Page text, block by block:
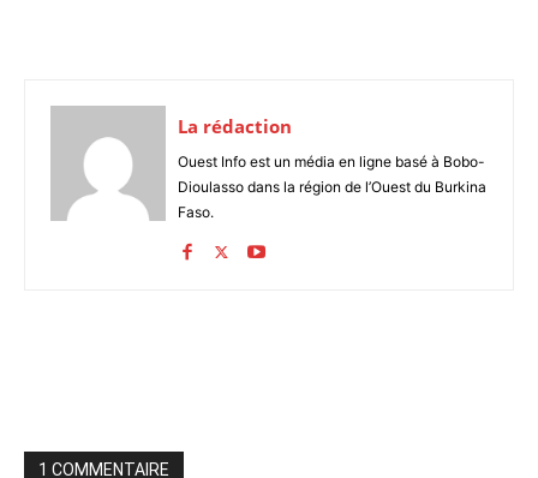
La rédaction
Ouest Info est un média en ligne basé à Bobo-
Dioulasso dans la région de l’Ouest du Burkina
Faso.
1 COMMENTAIRE